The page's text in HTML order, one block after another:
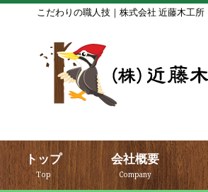
こだわりの職人技｜株式会社 近藤木工所
トップ
Top
会社概要
Company